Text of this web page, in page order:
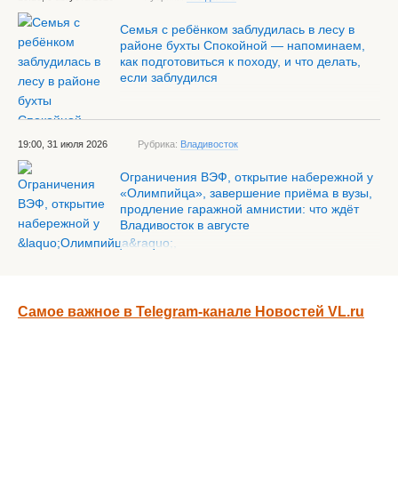
Семья с ребёнком заблудилась в лесу в
районе бухты Спокойной — напоминаем,
как подготовиться к походу, и что делать,
если заблудился
19:00, 31 июля 2026 Рубрика: Владивосток
Ограничения ВЭФ, открытие набережной у
«Олимпийца», завершение приёма в вузы,
продление гаражной амнистии: что ждёт
Владивосток в августе
Самое важное в Telegram-канале Новостей VL.ru